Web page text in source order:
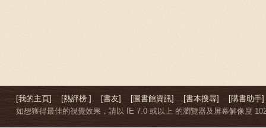
[我的主頁] [熱評榜 ] [書友] [圖書館資訊] [書本搜尋]
[購書助手]
如想獲得最佳的視覺效果，請以 IE 7.0 或以上 的瀏覽器及屏幕解像度